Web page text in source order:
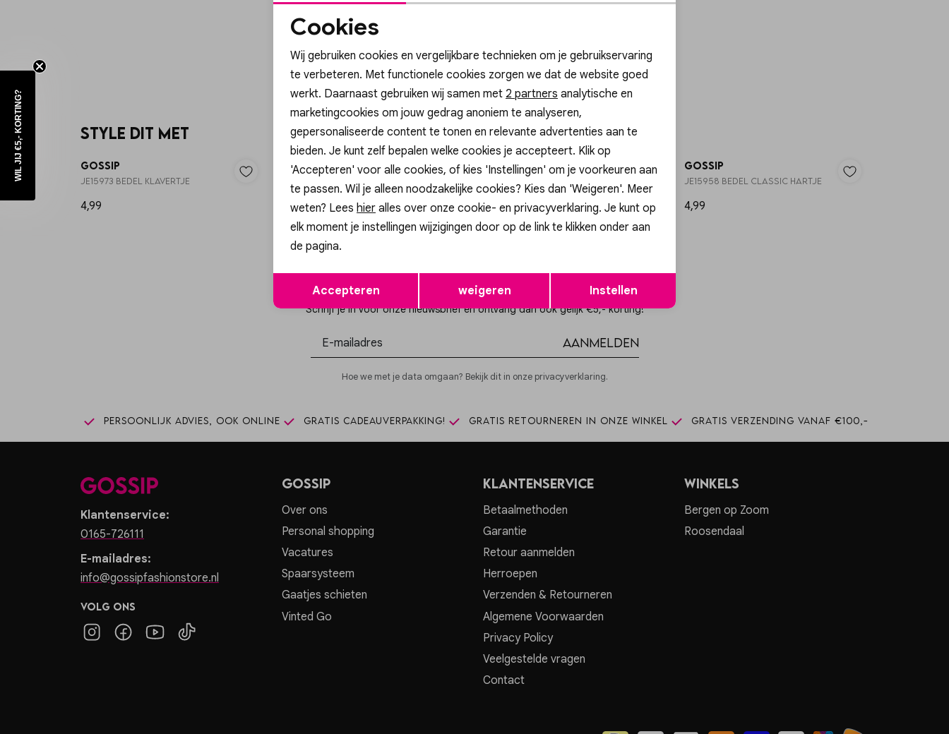
Style dit met
Gossip
JE15973 BEDEL KLAVERTJE
4,99
Gossip
JE15965 BEDEL MADELIEFJE
4,99
Gossip
JE15981 BEDEL KRUISJE
4,99
Gossip
JE15958 BEDEL CLASSIC HARTJE
4,99
Altijd als eerste op de hoogte zijn?
Schrijf je in voor onze nieuwsbrief en ontvang dan ook gelijk €5,- korting!
Aanmelden
Hoe we met je data omgaan? Bekijk dit in onze privacyverklaring.
Persoonlijk advies, ook online Gratis cadeauverpakking! Gratis retourneren in onze winkel Gratis verzending vanaf €100,-
Klantenservice:
0165-726111
E-mailadres:
info@gossipfashionstore.nl
Volg ons
Gossip
Over ons
Personal shopping
Vacatures
Spaarsysteem
Gaatjes schieten
Vinted Go
Klantenservice
Betaalmethoden
Garantie
Retour aanmelden
Herroepen
Verzenden & Retourneren
Algemene Voorwaarden
Privacy Policy
Veelgestelde vragen
Contact
Winkels
Bergen op Zoom
Roosendaal
Noodzakelijke
cookies
Analytische cookies Marketing cookies
Opslaan
Cookies
Wij gebruiken cookies en vergelijkbare technieken om je gebruikservaring
te verbeteren. Met functionele cookies zorgen we dat de website goed
werkt. Daarnaast gebruiken wij samen met 2 partners analytische en
marketingcookies om jouw gedrag anoniem te analyseren,
gepersonaliseerde content te tonen en relevante advertenties aan te
bieden. Je kunt zelf bepalen welke cookies je accepteert. Klik op
'Accepteren' voor alle cookies, of kies 'Instellingen' om je voorkeuren aan
te passen. Wil je alleen noodzakelijke cookies? Kies dan 'Weigeren'. Meer
weten? Lees hier alles over onze cookie- en privacyverklaring. Je kunt op
elk moment je instellingen wijzigingen door op de link te klikken onder aan
de pagina.
Accepteren weigeren Instellen
WIL JIJ €5,- KORTING?